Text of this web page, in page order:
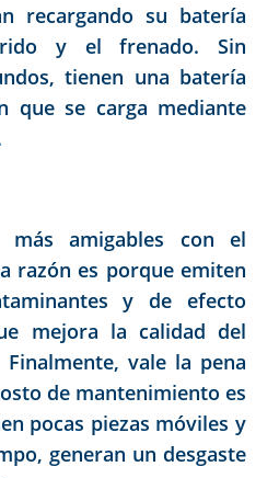
recargando su batería
y el frenado. Sin
tienen una batería
que se carga mediante
amigables con el
razón es porque emiten
y de efecto
mejora la calidad del
vale la pena
de mantenimiento es
pocas piezas móviles y
generan un desgaste